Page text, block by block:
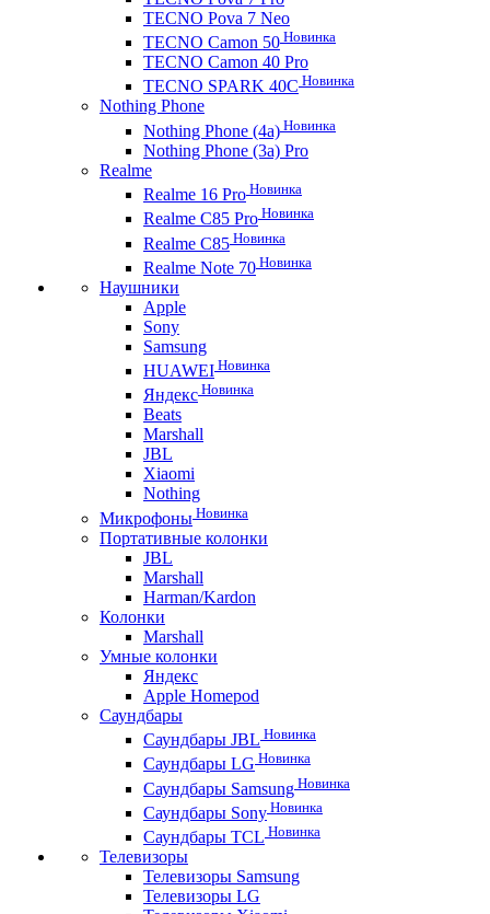
TECNO Pova 7 Neo
TECNO Camon 50 Новинка
TECNO Camon 40 Pro
TECNO SPARK 40C Новинка
Nothing Phone
Nothing Phone (4a) Новинка
Nothing Phone (3a) Pro
Realme
Realme 16 Pro Новинка
Realme C85 Pro Новинка
Realme C85 Новинка
Realme Note 70 Новинка
Наушники
Apple
Sony
Samsung
HUAWEI Новинка
Яндекс Новинка
Beats
Marshall
JBL
Xiaomi
Nothing
Микрофоны Новинка
Портативные колонки
JBL
Marshall
Harman/Kardon
Колонки
Marshall
Умные колонки
Яндекс
Apple Homepod
Саундбары
Саундбары JBL Новинка
Саундбары LG Новинка
Саундбары Samsung Новинка
Саундбары Sony Новинка
Саундбары TCL Новинка
Телевизоры
Телевизоры Samsung
Телевизоры LG